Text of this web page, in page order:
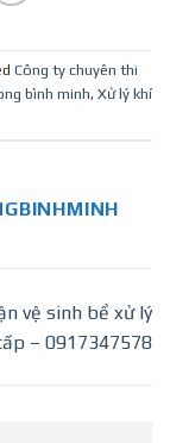
Công ty chuyên thi
bình minh, Xử lý khí
vệ sinh bể xử lý
– 0917347578